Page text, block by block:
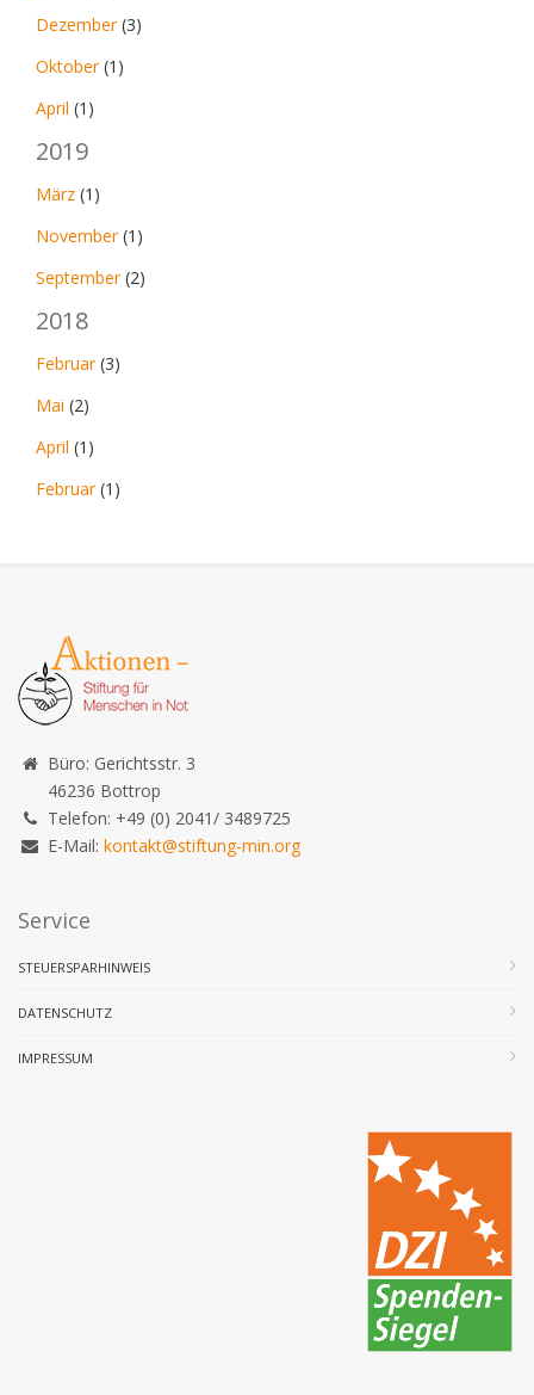
Dezember(3)
Oktober(1)
April (1)
2019
März (1)
November(1)
September(2)
2018
Februar(3)
Mai (2)
April (1)
Februar(1)
Büro: Gerichtsstr. 3
46236 Bottrop
Telefon: +49 (0) 2041/ 3489725
E-Mail: kontakt@stiftung-min.org
Service
STEUERSPARHINWEIS
DATENSCHUTZ
IMPRESSUM